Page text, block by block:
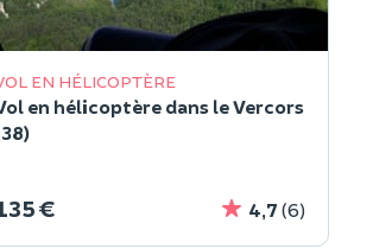
EN HÉLICOPTÈRE
en hélicoptère dans le Vercors
€ 4,7 (6)